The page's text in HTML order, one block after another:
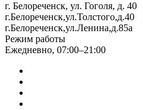
г. Белореченск, ул. Гоголя, д. 40
г.Белореченск,ул.Толстого,д.40
г.Белореченск,ул.Ленина,д.85а
Режим работы
Ежедневно, 07:00–21:00